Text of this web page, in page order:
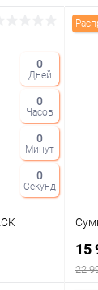
0
Дней
0
Часов
0
Минут
0
Секунд
15
22